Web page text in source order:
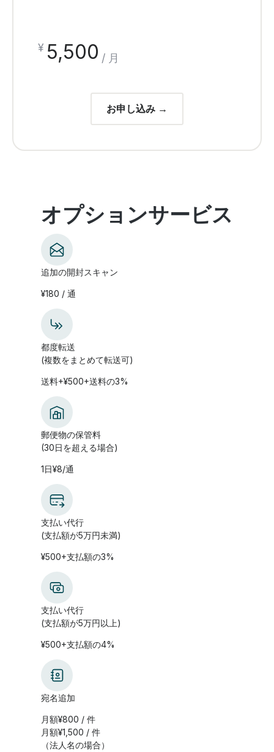
¥ 5,500 / 月
お申し込み →
オプションサービス
追加の開封スキャン
¥180 / 通
都度転送
(複数をまとめて転送可)
送料+¥500+送料の3%
郵便物の保管料
(30日を超える場合)
1日¥8/通
支払い代行
(支払額が5万円未満)
¥500+支払額の3%
支払い代行
(支払額が5万円以上)
¥500+支払額の4%
宛名追加
月額¥800 / 件
月額¥1,500 / 件
（法人名の場合）